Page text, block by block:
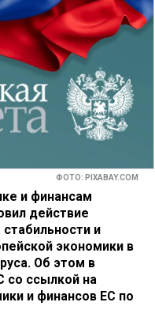
ФОТО: PIXABAY.COM
и финансам
действие
и
экономики в
Об этом в
со ссылкой на
и финансов ЕС по